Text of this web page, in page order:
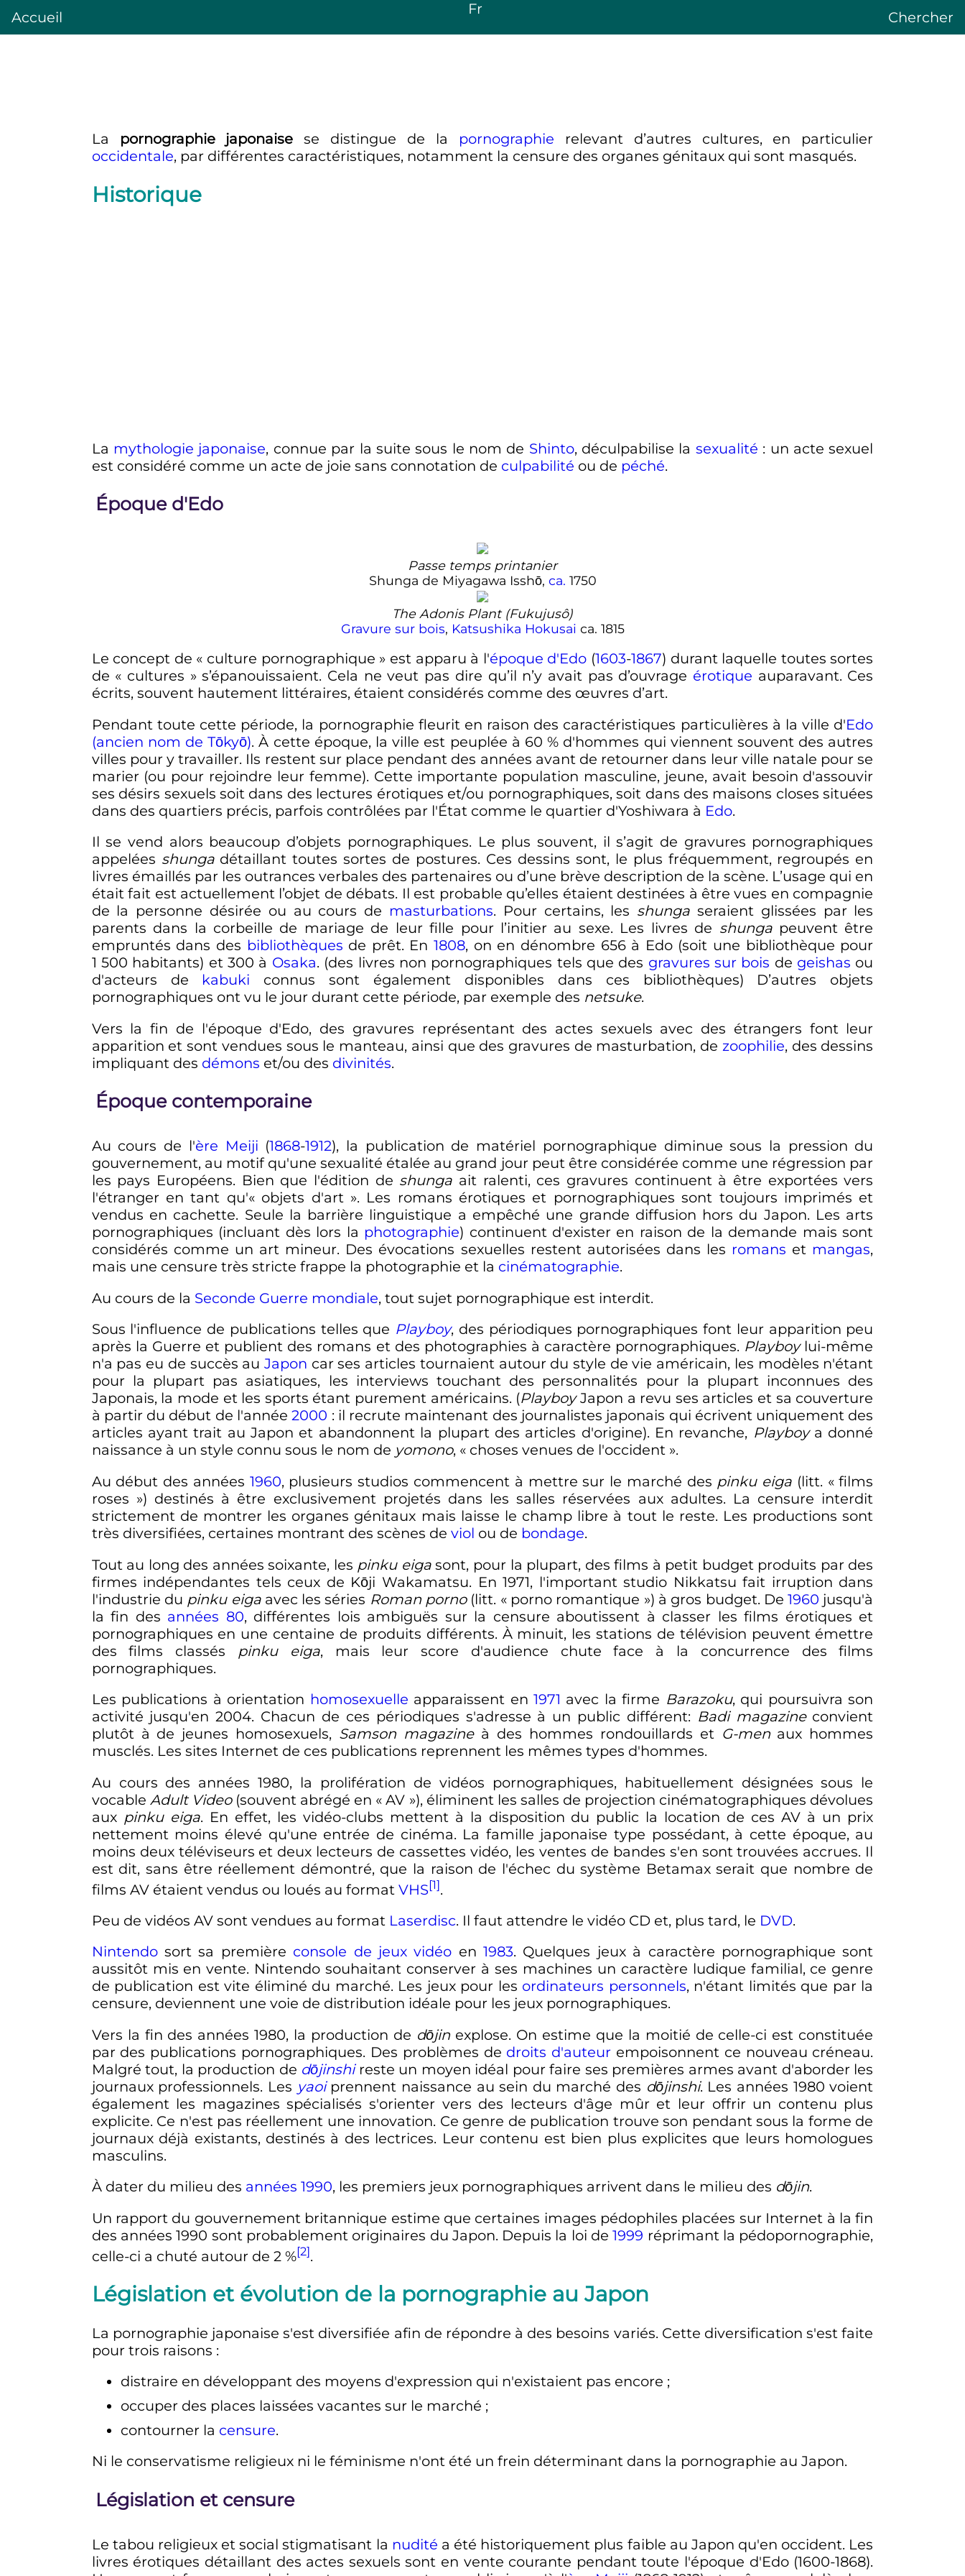
Accueil Fr Chercher
La pornographie japonaise se distingue de la pornographie relevant d’autres cultures, en particulier
occidentale, par différentes caractéristiques, notamment la censure des organes génitaux qui sont masqués.
Historique
La mythologie japonaise, connue par la suite sous le nom de Shinto, déculpabilise la sexualité : un acte sexuel
est considéré comme un acte de joie sans connotation de culpabilité ou de péché.
Époque d'Edo
Passe temps printanier
Shunga de Miyagawa Isshō, ca. 1750
The Adonis Plant (Fukujusô)
Gravure sur bois, Katsushika Hokusai ca. 1815
Le concept de « culture pornographique » est apparu à l'époque d'Edo (1603-1867) durant laquelle toutes sortes
de « cultures » s’épanouissaient. Cela ne veut pas dire qu’il n’y avait pas d’ouvrage érotique auparavant. Ces
écrits, souvent hautement littéraires, étaient considérés comme des œuvres d’art.
Pendant toute cette période, la pornographie fleurit en raison des caractéristiques particulières à la ville d'Edo
(ancien nom de Tōkyō). À cette époque, la ville est peuplée à 60 % d'hommes qui viennent souvent des autres
villes pour y travailler. Ils restent sur place pendant des années avant de retourner dans leur ville natale pour se
marier (ou pour rejoindre leur femme). Cette importante population masculine, jeune, avait besoin d'assouvir
ses désirs sexuels soit dans des lectures érotiques et/ou pornographiques, soit dans des maisons closes situées
dans des quartiers précis, parfois contrôlées par l'État comme le quartier d'Yoshiwara à Edo.
Il se vend alors beaucoup d’objets pornographiques. Le plus souvent, il s’agit de gravures pornographiques
appelées shungadétaillant toutes sortes de postures. Ces dessins sont, le plus fréquemment, regroupés en
livres émaillés par les outrances verbales des partenaires ou d’une brève description de la scène. L’usage qui en
était fait est actuellement l’objet de débats. Il est probable qu’elles étaient destinées à être vues en compagnie
de la personne désirée ou au cours de masturbations. Pour certains, les shunga seraient glissées par les
parents dans la corbeille de mariage de leur fille pour l’initier au sexe. Les livres de shungapeuvent être
empruntés dans des bibliothèques de prêt. En1808, on en dénombre 656 à Edo (soit une bibliothèque pour
1 500 habitants) et 300 à Osaka. (des livres non pornographiques tels que des gravures sur bois de geishas ou
d'acteurs de kabuki connus sont également disponibles dans ces bibliothèques) D’autres objets
pornographiques ont vu le jour durant cette période, par exemple des netsuke.
Vers la fin de l'époque d'Edo, des gravures représentant des actes sexuels avec des étrangers font leur
apparition et sont vendues sous le manteau, ainsi que des gravures de masturbation, de zoophilie, des dessins
impliquant des démons et/ou des divinités.
Époque contemporaine
Au cours de l'ère Meiji (1868-1912), la publication de matériel pornographique diminue sous la pression du
gouvernement, au motif qu'une sexualité étalée au grand jour peut être considérée comme une régression par
les pays Européens. Bien que l'édition de shunga ait ralenti, ces gravures continuent à être exportées vers
l'étranger en tant qu'« objets d'art ». Les romans érotiques et pornographiques sont toujours imprimés et
vendus en cachette. Seule la barrière linguistique a empêché une grande diffusion hors du Japon. Les arts
pornographiques (incluant dès lors la photographie) continuent d'exister en raison de la demande mais sont
considérés comme un art mineur. Des évocations sexuelles restent autorisées dans les romans et mangas,
mais une censure très stricte frappe la photographie et la cinématographie.
Au cours de la Seconde Guerre mondiale, tout sujet pornographique est interdit.
Sous l'influence de publications telles que Playboy, des périodiques pornographiques font leur apparition peu
après la Guerre et publient des romans et des photographies à caractère pornographiques. Playboylui-même
n'a pas eu de succès au Japon car ses articles tournaient autour du style de vie américain, les modèles n'étant
pour la plupart pas asiatiques, les interviews touchant des personnalités pour la plupart inconnues des
Japonais, la mode et les sports étant purement américains. (PlayboyJapon a revu ses articles et sa couverture
à partir du début de l'année2000 : il recrute maintenant des journalistes japonais qui écrivent uniquement des
articles ayant trait au Japon et abandonnent la plupart des articles d'origine). En revanche, Playboya donné
naissance à un style connu sous le nom de yomono, « choses venues de l'occident ».
Au début des années 1960, plusieurs studios commencent à mettre sur le marché des pinku eiga (litt. « films
roses ») destinés à être exclusivement projetés dans les salles réservées aux adultes. La censure interdit
strictement de montrer les organes génitaux mais laisse le champ libre à tout le reste. Les productions sont
très diversifiées, certaines montrant des scènes de viol ou de bondage.
Tout au long des années soixante, les pinku eigasont, pour la plupart, des films à petit budget produits par des
firmes indépendantes tels ceux de Kōji Wakamatsu. En 1971, l'important studio Nikkatsu fait irruption dans
l'industrie du pinku eigaavec les séries Roman porno(litt. « porno romantique ») à gros budget. De1960 jusqu'à
la fin des années 80, différentes lois ambiguës sur la censure aboutissent à classer les films érotiques et
pornographiques en une centaine de produits différents. À minuit, les stations de télévision peuvent émettre
des films classés pinku eiga, mais leur score d'audience chute face à la concurrence des films
pornographiques.
Les publications à orientation homosexuelle apparaissent en1971 avec la firme Barazoku, qui poursuivra son
activité jusqu'en 2004. Chacun de ces périodiques s'adresse à un public différent: Badi magazineconvient
plutôt à de jeunes homosexuels, Samson magazineà des hommes rondouillards et G-menaux hommes
musclés. Les sites Internet de ces publications reprennent les mêmes types d'hommes.
Au cours des années 1980, la prolifération de vidéos pornographiques, habituellement désignées sous le
vocable Adult Video(souvent abrégé en « AV »), éliminent les salles de projection cinématographiques dévolues
aux pinku eiga. En effet, les vidéo-clubs mettent à la disposition du public la location de ces AV à un prix
nettement moins élevé qu'une entrée de cinéma. La famille japonaise type possédant, à cette époque, au
moins deux téléviseurs et deux lecteurs de cassettes vidéo, les ventes de bandes s'en sont trouvées accrues. Il
est dit, sans être réellement démontré, que la raison de l'échec du système Betamax serait que nombre de
films AV étaient vendus ou loués au format VHS[1].
Peu de vidéos AV sont vendues au format Laserdisc. Il faut attendre le vidéo CD et, plus tard, le DVD.
Nintendosort sa première console de jeux vidéo en1983. Quelques jeux à caractère pornographique sont
aussitôt mis en vente. Nintendo souhaitant conserver à ses machines un caractère ludique familial, ce genre
de publication est vite éliminé du marché. Les jeux pour les ordinateurs personnels, n'étant limités que par la
censure, deviennent une voie de distribution idéale pour les jeux pornographiques.
Vers la fin des années 1980, la production de dōjin explose. On estime que la moitié de celle-ci est constituée
par des publications pornographiques. Des problèmes de droits d'auteur empoisonnent ce nouveau créneau.
Malgré tout, la production de dōjinshireste un moyen idéal pour faire ses premières armes avant d'aborder les
journaux professionnels. Les yaoiprennent naissance au sein du marché des dōjinshi. Les années 1980 voient
également les magazines spécialisés s'orienter vers des lecteurs d'âge mûr et leur offrir un contenu plus
explicite. Ce n'est pas réellement une innovation. Ce genre de publication trouve son pendant sous la forme de
journaux déjà existants, destinés à des lectrices. Leur contenu est bien plus explicites que leurs homologues
masculins.
À dater du milieu des années 1990, les premiers jeux pornographiques arrivent dans le milieu des dōjin.
Un rapport du gouvernement britannique estime que certaines images pédophiles placées sur Internet à la fin
des années 1990 sont probablement originaires du Japon. Depuis la loi de1999 réprimant la pédopornographie,
celle-ci a chuté autour de 2 %[2].
Législation et évolution de la pornographie au Japon
La pornographie japonaise s'est diversifiée afin de répondre à des besoins variés. Cette diversification s'est faite
pour trois raisons :
distraire en développant des moyens d'expression qui n'existaient pas encore ;
occuper des places laissées vacantes sur le marché ;
contourner la censure.
Ni le conservatisme religieux ni le féminisme n'ont été un frein déterminant dans la pornographie au Japon.
Législation et censure
Le tabou religieux et social stigmatisant la nudité a été historiquement plus faible au Japon qu'en occident. Les
livres érotiques détaillant des actes sexuels sont en vente courante pendant toute l'époque d'Edo (1600-1868).